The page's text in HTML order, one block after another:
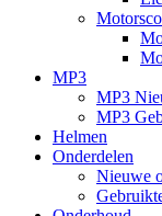
MP3
MP3
MP3
Helmen
Onderdelen
Nieuwe